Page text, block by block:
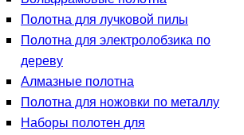
Полотна для лучковой пилы
Полотна для электролобзика по
дереву
Алмазные полотна
Полотна для ножовки по металлу
Наборы полотен для